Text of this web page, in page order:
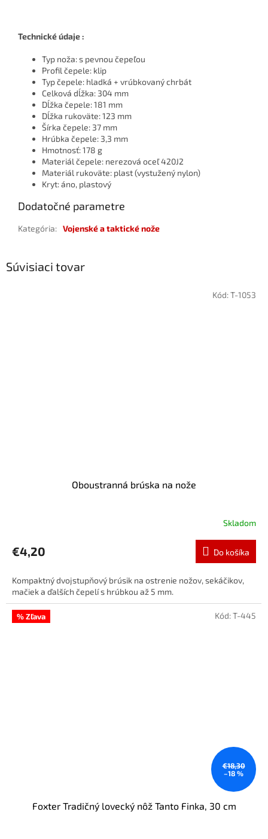
Technické údaje :
Typ noža: s pevnou čepeľou
Profil čepele: klip
Typ čepele: hladká + vrúbkovaný chrbát
Celková dĺžka: 304 mm
Dĺžka čepele: 181 mm
Dĺžka rukoväte: 123 mm
Šírka čepele: 37 mm
Hrúbka čepele: 3,3 mm
Hmotnosť: 178 g
Materiál čepele: nerezová oceľ 420J2
Materiál rukoväte: plast (vystužený nylon)
Kryt: áno, plastový
Dodatočné parametre
Kategória: Vojenské a taktické nože
Súvisiaci tovar
Oboustranná brúska na nože
Skladom
€4,20 Do košíka
Kompaktný dvojstupňový brúsik na ostrenie nožov, sekáčikov,
mačiek a ďalších čepelí s hrúbkou až 5 mm.
Kód:T-1053
% Zľava
€18,30
–18 %
Foxter Tradičný lovecký nôž Tanto Finka, 30 cm
Kód:T-445